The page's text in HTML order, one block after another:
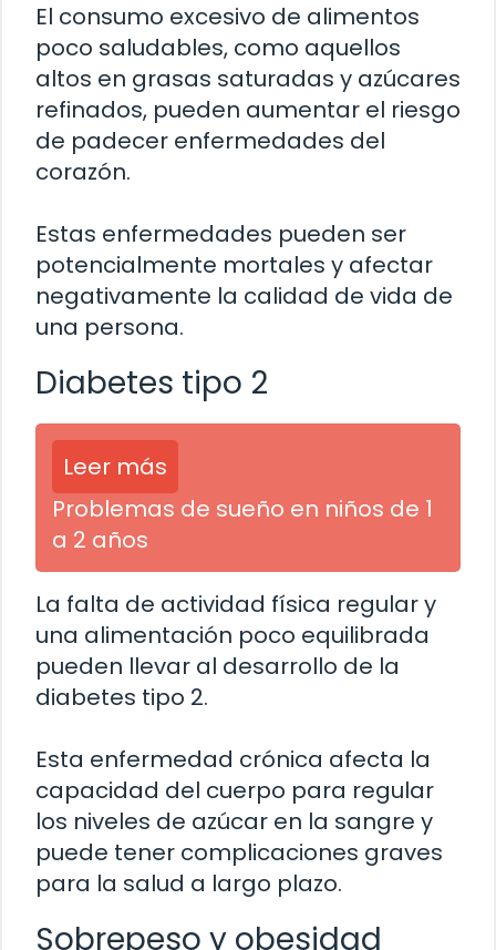
El consumo excesivo de alimentos
poco saludables, como aquellos
altos en grasas saturadas y azúcares
refinados, pueden aumentar el riesgo
de padecer enfermedades del
corazón.
Estas enfermedades pueden ser
potencialmente mortales y afectar
negativamente la calidad de vida de
una persona.
Diabetes tipo 2
Leer más
Problemas de sueño en niños de 1
a 2 años
La falta de actividad física regular y
una alimentación poco equilibrada
pueden llevar al desarrollo de la
diabetes tipo 2.
Esta enfermedad crónica afecta la
capacidad del cuerpo para regular
los niveles de azúcar en la sangre y
puede tener complicaciones graves
para la salud a largo plazo.
Sobrepeso y obesidad